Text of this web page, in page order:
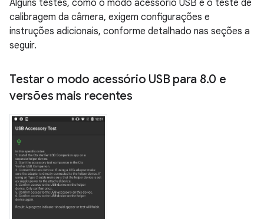
Alguns testes, como o modo acessório USB e o teste de
calibragem da câmera, exigem configurações e
instruções adicionais, conforme detalhado nas seções a
seguir.
Testar o modo acessório USB para 8.0 e
versões mais recentes